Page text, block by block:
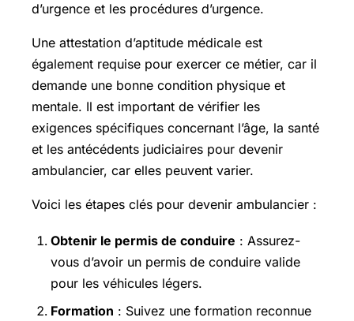
d’urgence et les procédures d’urgence.
Une attestation d’aptitude médicale est
également requise pour exercer ce métier, car il
demande une bonne condition physique et
mentale. Il est important de vérifier les
exigences spécifiques concernant l’âge, la santé
et les antécédents judiciaires pour devenir
ambulancier, car elles peuvent varier.
Voici les étapes clés pour devenir ambulancier :
Obtenir le permis de conduire : Assurez-
vous d’avoir un permis de conduire valide
pour les véhicules légers.
Formation : Suivez une formation reconnue